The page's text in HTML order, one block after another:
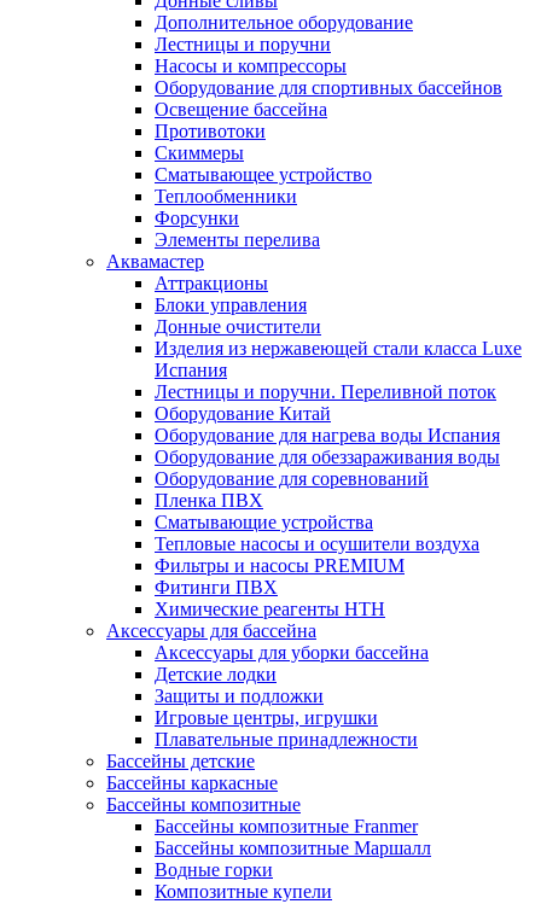
Дополнительное оборудование
Лестницы и поручни
Насосы и компрессоры
Оборудование для спортивных бассейнов
Освещение бассейна
Противотоки
Скиммеры
Сматывающее устройство
Теплообменники
Форсунки
Элементы перелива
Аквамастер
Аттракционы
Блоки управления
Донные очистители
Изделия из нержавеющей стали класса Luxe
Испания
Лестницы и поручни. Переливной поток
Оборудование Китай
Оборудование для нагрева воды Испания
Оборудование для обеззараживания воды
Оборудование для соревнований
Пленка ПВХ
Сматывающие устройства
Тепловые насосы и осушители воздуха
Фильтры и насосы PREMIUM
Фитинги ПВХ
Химические реагенты HTH
Аксессуары для бассейна
Аксессуары для уборки бассейна
Детские лодки
Защиты и подложки
Игровые центры, игрушки
Плавательные принадлежности
Бассейны детские
Бассейны каркасные
Бассейны композитные
Бассейны композитные Franmer
Бассейны композитные Маршалл
Водные горки
Композитные купели